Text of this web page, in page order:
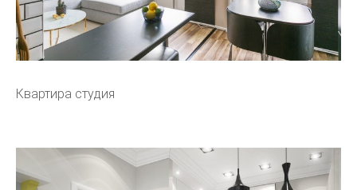
Квартира студия